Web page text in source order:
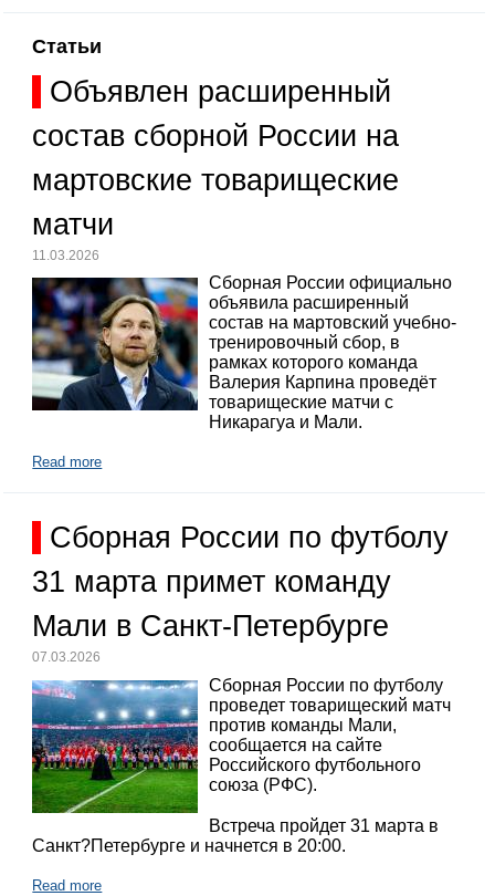
Статьи
Объявлен расширенный
состав сборной России на
мартовские товарищеские
матчи
11.03.2026
Сборная России официально
объявила расширенный
состав на мартовский учебно-
тренировочный сбор, в
рамках которого команда
Валерия Карпина проведёт
товарищеские матчи с
Никарагуа и Мали.
Read more
Сборная России по футболу
31 марта примет команду
Мали в Санкт-Петербурге
07.03.2026
Сборная России по футболу
проведет товарищеский матч
против команды Мали,
сообщается на сайте
Российского футбольного
союза (РФС).
Встреча пройдет 31 марта в
Санкт?Петербурге и начнется в 20:00.
Read more